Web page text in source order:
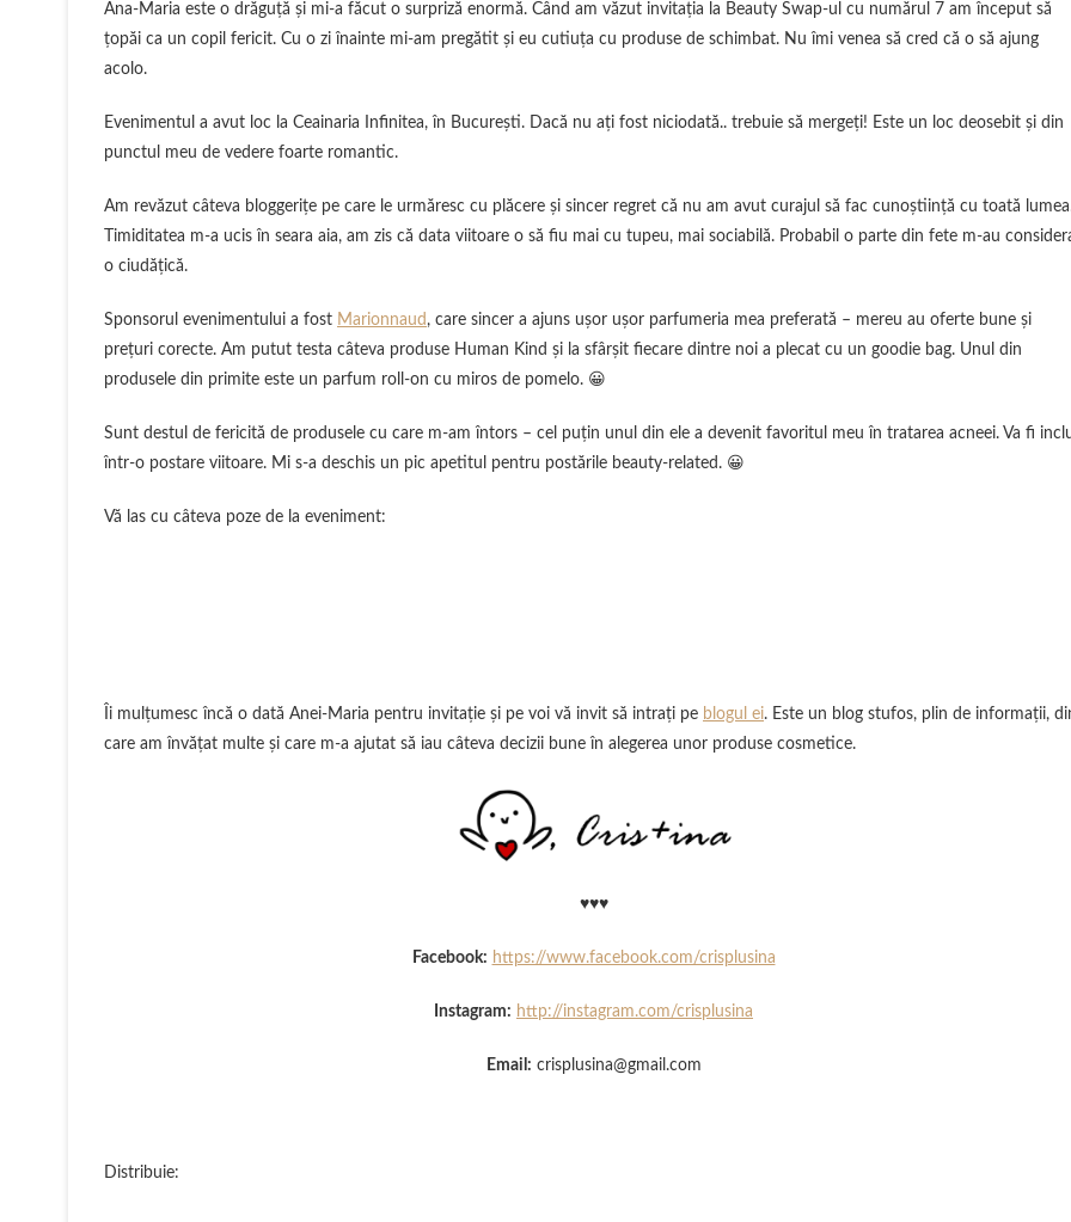
Ana-Maria este o drăguţă şi mi-a făcut o surpriză enormă. Când am văzut invitaţia la Beauty Swap-ul cu numărul 7 am început să
ţopăi ca un copil fericit. Cu o zi înainte mi-am pregătit şi eu cutiuţa cu produse de schimbat. Nu îmi venea să cred că o să ajung
acolo.
Evenimentul a avut loc la Ceainaria Infinitea, în Bucureşti. Dacă nu aţi fost niciodată.. trebuie să mergeţi! Este un loc deosebit şi din
punctul meu de vedere foarte romantic.
Am revăzut câteva bloggeriţe pe care le urmăresc cu plăcere şi sincer regret că nu am avut curajul să fac cunoştiinţă cu toată
Timiditatea m-a ucis în seara aia, am zis că data viitoare o să fiu mai cu tupeu, mai sociabilă. Probabil o parte din fete m-au
o ciudăţică.
Sponsorul evenimentului a fost Marionnaud , care sincer a ajuns uşor uşor parfumeria mea preferată – mereu au oferte bune şi
preţuri corecte. Am putut testa câteva produse Human Kind şi la sfârşit fiecare dintre noi a plecat cu un goodie bag. Unul din
produsele din primite este un parfum roll-on cu miros de pomelo. 😀
Sunt destul de fericită de produsele cu care m-am întors – cel puţin unul din ele a devenit favoritul meu în tratarea acneei. Va fi
într-o postare viitoare. Mi s-a deschis un pic apetitul pentru postările beauty-related. 😀
Vă las cu câteva poze de la eveniment:
Îi mulţumesc încă o dată Anei-Maria pentru invitaţie şi pe voi vă invit să intraţi pe blogul ei. Este un blog stufos, plin de informaţii,
care am învăţat multe şi care m-a ajutat să iau câteva decizii bune în alegerea unor produse cosmetice.
♥♥♥
Facebook: https://www.facebook.com/crisplusina
Instagram: http://instagram.com/crisplusina
Email: crisplusina@gmail.com
Distribuie: